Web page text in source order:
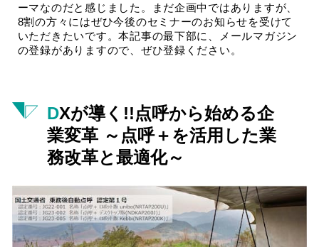
ーマなのだと感じました。まだ企画中ではありますが、
8割の方々にはぜひ今後のセミナーのお知らせを受けて
いただきたいです。本記事の最下部に、メールマガジン
の登録がありますので、ぜひ登録ください。
DXが導く!!点呼から始める企
業変革 ～点呼＋を活用した業
務改革と最適化～